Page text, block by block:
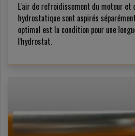
L'air de refroidissement du moteur et
hydrostatique sont aspirés
optimal est la condition pour une
l'hydrostat.